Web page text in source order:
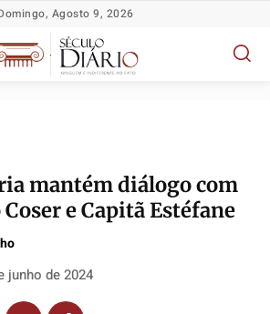
Agosto 9, 2026
mantém diálogo com
Coser e Capitã Estéfane
junho de 2024